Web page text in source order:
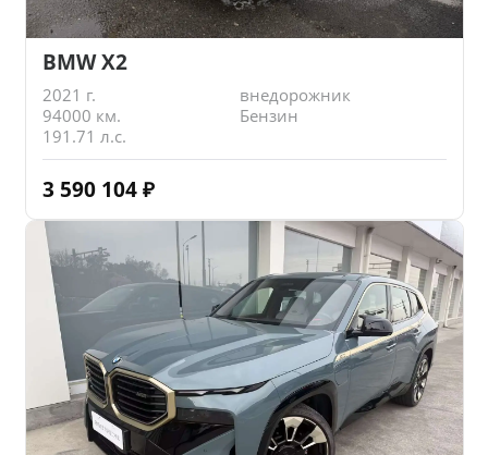
BMW X2
2021 г.
внедорожник
94000 км.
Бензин
191.71 л.с.
3 590 104 ₽